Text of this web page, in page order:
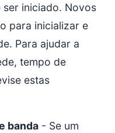
iniciado. Novos
para inicializar e
Para ajudar a
tempo de
estas
banda - Se um